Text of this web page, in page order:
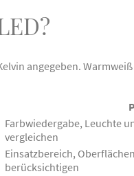
angegeben.
Farbwiedergabe, Leuchte
vergleichen
Einsatzbereich,
berücksichtigen